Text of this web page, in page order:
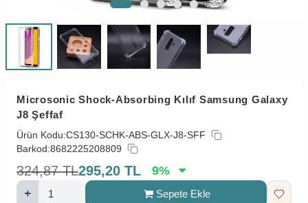
Microsonic Shock-Absorbing Kılıf Samsung Galaxy
J8 Şeffaf
Ürün Kodu:CS130-SCHK-ABS-GLX-J8-SFF
Barkod:8682225208809
324,87 TL295,20 TL 9%
Sepete Ekle